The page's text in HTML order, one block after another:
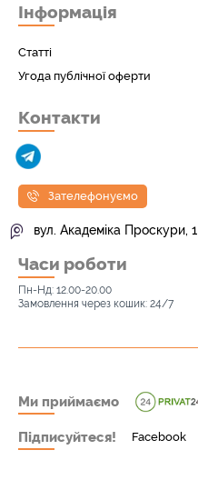
Інформація
Статті
Угода публічної оферти
Контакти
Зателефонуємо
вул. Академіка Проскури, 1
Часи роботи
Пн-Нд: 12.00-20.00
Замовлення через кошик: 24/7
Ми приймаємо
Підписуйтеся! Facebook